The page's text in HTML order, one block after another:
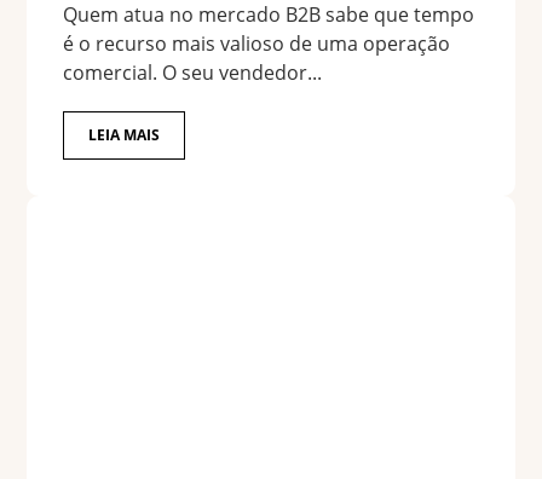
Quem atua no mercado B2B sabe que tempo
é o recurso mais valioso de uma operação
comercial. O seu vendedor...
LEIA MAIS